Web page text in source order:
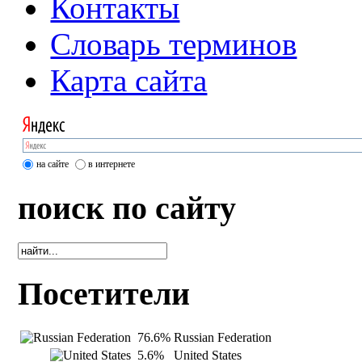
Контакты
Словарь терминов
Карта сайта
на сайте в интернете
поиск по сайту
Посетители
76.6% Russian Federation
5.6%
United States